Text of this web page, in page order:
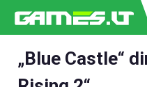
„Blue Castle“